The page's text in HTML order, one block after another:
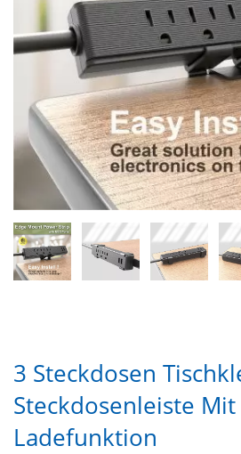
3 Steckdosen
Steckdosenleiste Mit
Ladefunktion